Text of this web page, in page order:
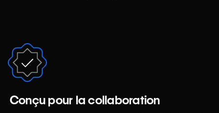
Conçu pour la collaboration